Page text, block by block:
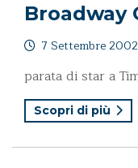
Broadway
7 Settembre 2002
parata di star a
Scopri di più